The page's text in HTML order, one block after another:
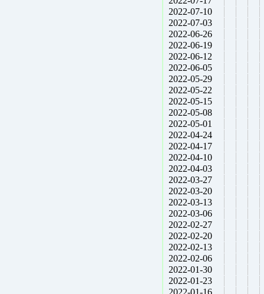
2022-07-10
2022-07-03
2022-06-26
2022-06-19
2022-06-12
2022-06-05
2022-05-29
2022-05-22
2022-05-15
2022-05-08
2022-05-01
2022-04-24
2022-04-17
2022-04-10
2022-04-03
2022-03-27
2022-03-20
2022-03-13
2022-03-06
2022-02-27
2022-02-20
2022-02-13
2022-02-06
2022-01-30
2022-01-23
2022-01-16